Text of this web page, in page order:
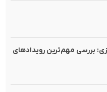
بررسی مهم‌ترین رویدادهای